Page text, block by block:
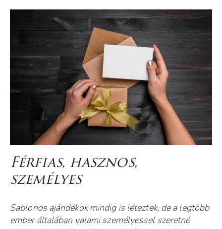
CSILI (OKTOGON)
CSILLA (OKTOGON)
RENI (OKTOGON)
JOHANNA (MÓRICZ RED)
LILI (MÓRICZ)
LAURA (MÓRICZ RED)
DZSENI (A76 MÓRICZ + RED)
ANNAMARI (MÓRICZ RED)
NIKI (MÓRICZ RED)
BIANKA (MÓRICZ)
CINCIA (MÓRICZ)
Férfias, hasznos,
személyes
Sablonos ajándékok mindig is léteztek, de a legtöbb
ember általában valami személyessel szeretné